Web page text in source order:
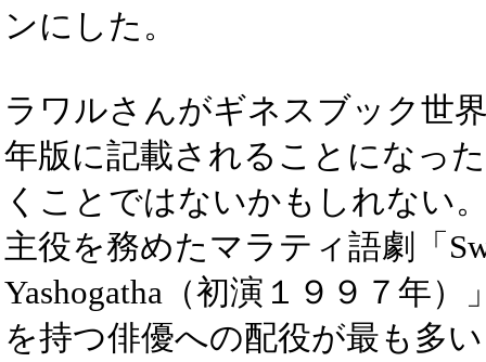
ンにした。
ラワルさんがギネスブック世
年版に記載されることになっ
くことではないかもしれない
主役を務めたマラティ語劇「
Yashogatha（初演１９９７年）
を持つ俳優への配役が最も多